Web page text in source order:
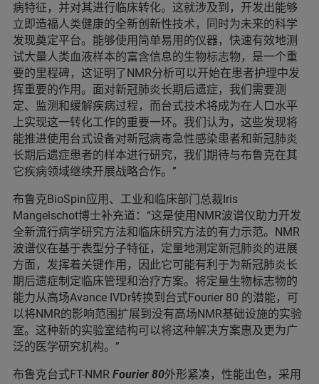
病特征，并对其进行临床转化。这就涉及到，开发出能够
立即造福人类健康的全新创新性技术，同时为未来的科学
发现奠定平台。能够使用简单易用的仪器，快速有效地测
试大量人类血液样本的富含信息的生物标志物，是一个重
要的里程碑，这证明了NMR分析可以开始在患者护理中发
挥重要的作用。面对新冠肺炎长期后遗症，我们需要测
定、监测和缓解疾病过程，而台式技术将成为在人口水平
上实现这一转化工作的重要一环。我们认为，这些发现将
能推进使用台式设备对新冠病毒急性感染患者和新冠肺炎
长期后遗症患者的样本进行研究，我们期待与布鲁克在其
它疾病领域继续开展战略合作。”
布鲁克BioSpin应用、工业和临床部门总裁Iris
Mangelschot博士补充道：“这是使用NMR波谱仪助力开发
全新流行病学研究方法和临床研究方法的有力示范。NMR
波谱仪在基于表型分子特征，定量地测定新冠肺炎的进展
方面，发挥着关键作用，因此它可能有利于为新冠肺炎长
期后遗症制定临床管理和治疗方案。将定量生物标志物的
能力从高场Avance IVDr转换到台式Fourier 80 的潜能，可
以将NMR的影响范围扩展到没有高场NMR基础设施的实验
室。这种新的实验室结构可以将这种解决方案惠及更为广
泛的医学研究机构。”
布鲁克台式FT-NMR Fourier 80外形紧凑，性能出色，采用